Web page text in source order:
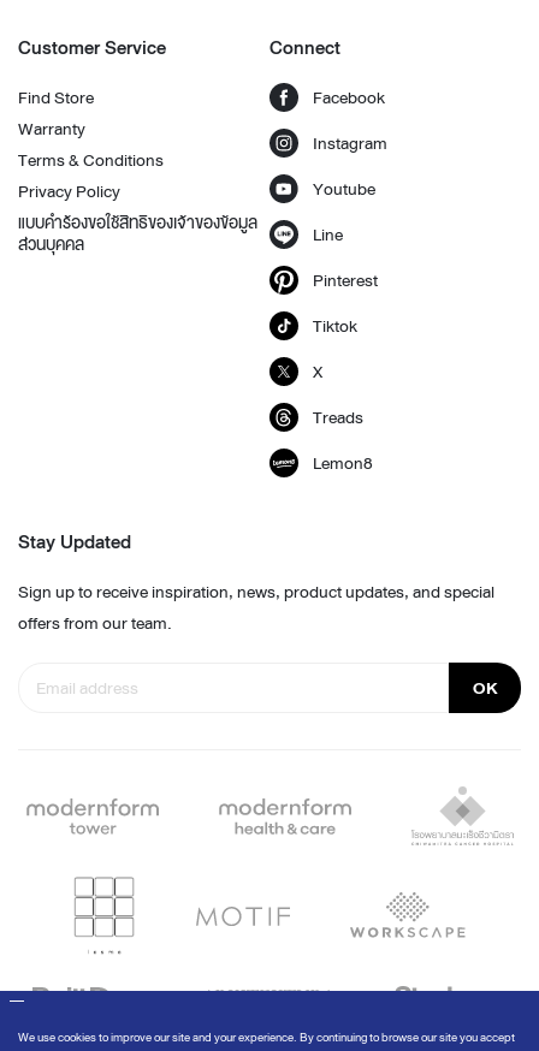
Customer Service
Find Store
Warranty
Terms & Conditions
Privacy Policy
แบบคำร้องขอใช้สิทธิของเจ้าของข้อมูล
ส่วนบุคคล
Connect
Facebook
Instagram
Youtube
Line
Pinterest
Tiktok
X
Treads
Lemon8
Stay Updated
Sign up to receive inspiration, news, product updates, and special
offers from our team.
OK